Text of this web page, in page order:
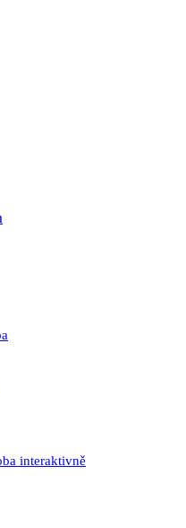
Unterricht Deutsch als
interaktivně